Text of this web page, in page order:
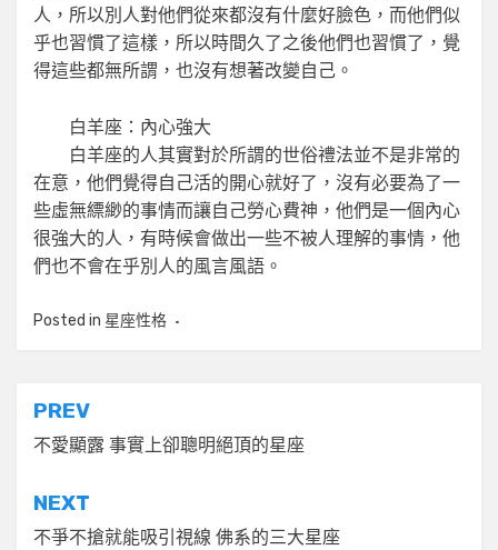
人，所以別人對他們從來都沒有什麼好臉色，而他們似
乎也習慣了這樣，所以時間久了之後他們也習慣了，覺
得這些都無所謂，也沒有想著改變自己。
白羊座：內心強大
白羊座的人其實對於所謂的世俗禮法並不是非常的
在意，他們覺得自己活的開心就好了，沒有必要為了一
些虛無縹緲的事情而讓自己勞心費神，他們是一個內心
很強大的人，有時候會做出一些不被人理解的事情，他
們也不會在乎別人的風言風語。
Posted in 星座性格
文
章
導
覽
PREV
不愛顯露 事實上卻聰明絕頂的星座
NEXT
不爭不搶就能吸引視線 佛系的三大星座